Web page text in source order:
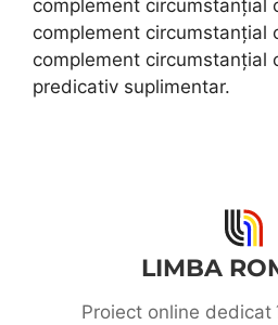
complement circumstanțial
complement circumstanțial
complement circumstanțial
predicativ suplimentar.
LIMBA
Proiect online dedicat